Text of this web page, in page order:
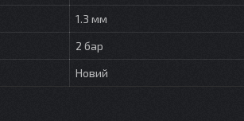
1.3 мм
2 бар
Новий